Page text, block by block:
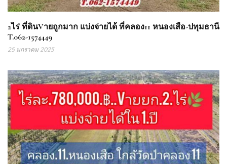
2ไร่ ที่ดินVายถูกมาก แบ่งจ่ายได้ ที่คลอง11 หนองเสือ-ปทุมธานี
T.062-1574449
25 มกราคม 2025